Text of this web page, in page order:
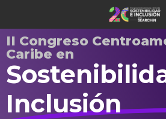
II Congreso
Caribe en
Inclusión